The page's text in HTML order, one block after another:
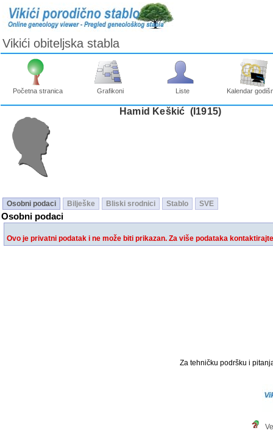
Vikići obiteljska stabla
Početna stranica Grafikoni Liste Kalendar
Hamid Keškić ‎(I1915)‎
Osobni podaci Bilješke Bliski srodnici Stablo SVE
Osobni podaci
Ovo je privatni podatak i ne može biti prikazan. Za više podataka
Za tehničku podršku i